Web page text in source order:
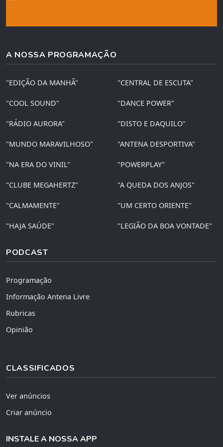
A NOSSA PROGRAMAÇÃO
"EDIÇÃO DA MANHÃ" "CENTRAL DE ESCUTA"
"COOL SOUND" "DANCE POWER"
"RÁDIO AURORA" "DISTO E DAQUILO"
"MUNDO MARAVILHOSO" "ANTENA DESPORTIVA"
"NA ERA DO VINIL" "POWERPLAY"
"CLUBE MEGAHERTZ" "A QUEDA DOS ANJOS"
"CALMAMENTE" "UM CERTO ORIENTE"
"HAJA SAÚDE" "LEGIÃO DA BOA VONTADE"
PODCAST
Programação
Informação Antena Livre
Rubricas
Opinião
CLASSIFICADOS
Ver anúncios
Criar anúncio
INSTALE A NOSSA APP